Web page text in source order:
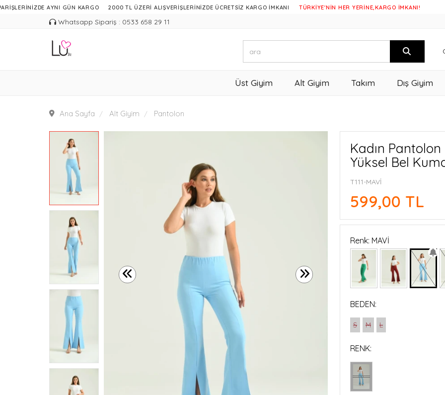
AYNI GÜN KARGO 2000 TL ÜZERİ ALIŞVERİŞLERİNİZDE ÜCRETSİZ KARGO İMKANI TÜRKİYE'NİN HER YERİNE,KARGO İMKANI!
Whatsapp Sipariş : 0533 658 29 11
Üst Giyim Alt Giyim Takım Dış Giyim
Ana Sayfa Alt Giyim Pantolon
Kadın Pantolon
Yüksel Bel
T111-MAVİ
599,00 TL
Renk: MAVİ
BEDEN:
S M L
RENK: